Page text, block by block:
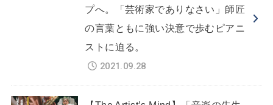
プへ。「芸術家でありなさい」師匠
の言葉ともに強い決意で歩むピアニ
ストに迫る。
2021.09.28